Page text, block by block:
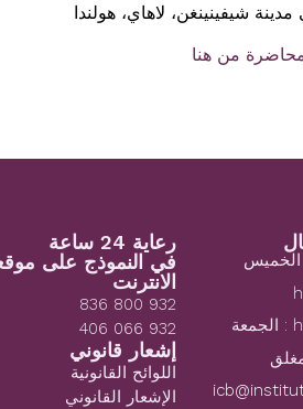
شيفينينغن، لاهاي، هولندا
من هنا
الخميس
رعاية 24 ساعة
في النموذج على
الانترنت
932 800 836
932 066 406
إشعار قانوني
اللوائح القانونية
الإشعار القانوني